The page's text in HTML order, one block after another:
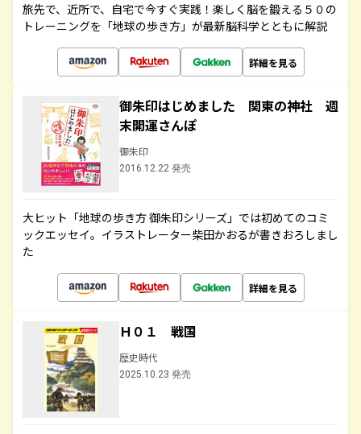
旅先で、近所で、自宅で今すぐ実践！楽しく脳を鍛える５０の
トレーニングを「地球の歩き方」が最新脳科学とともに解説
詳細を見る
御朱印はじめました 関東の神社 週
末開運さんぽ
御朱印
2016.12.22 発売
大ヒット「地球の歩き方 御朱印シリーズ」では初めてのコミ
ックエッセイ。イラストレーター柴田かおるが書きおろしまし
た
詳細を見る
Ｈ０１ 戦国
歴史時代
2025.10.23 発売